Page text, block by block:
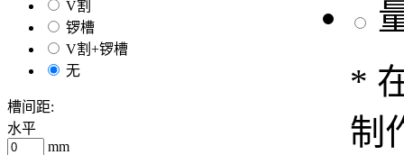
V割
锣槽
V割+锣槽
无
槽间距:
水平
mm
*
制